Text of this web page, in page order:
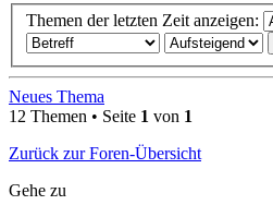
Themen der letzten Zeit anzeigen:
Neues Thema
12 Themen • Seite 1 von 1
Zurück zur Foren-Übersicht
Gehe zu